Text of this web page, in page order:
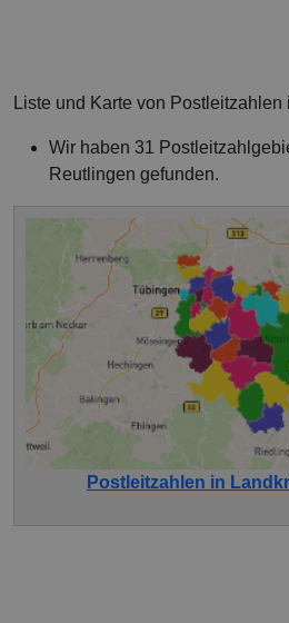
Liste und Karte von Postleitzahlen
Wir haben 31
Reutlingen gefunden.
Postleitzahlen in